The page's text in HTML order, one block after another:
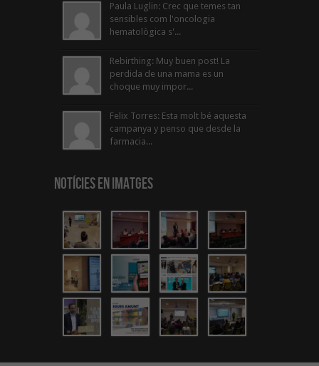
Paula Luglin: Crec que temes tan
sensibles com l'oncologia
hematològica s'...
Rebirthing: Muy buen post! La
perdida de una mama es un
choque muy impor...
Felix Torres: Esta molt bé aquesta
campanya y penso que desde la
farmacia...
Notícies en Imatges